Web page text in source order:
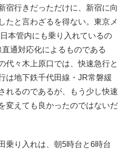
宿行きだっただけに、新宿に向
たと言わざるを得ない。東京メ
本管内にも乗り入れているの
通対応化によるものである
代々木上原口では、快速急行と
は地下鉄千代田線・JR常磐緩
れるのであるが、もう少し快速
変えても良かったのではないだ
乗り入れは、朝5時台と6時台